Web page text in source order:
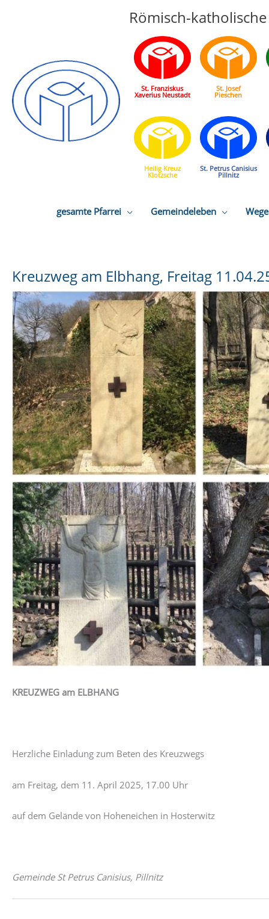
Römisch-
St. Franziskus
Xaverius Neustadt
St. Josef
Pieschen
Heilig Kreuz
Klotzsche
St. Petrus Canisius
Pillnitz
gesamte Pfarrei Gemeindeleben
Kreuzweg am Elbhang, Freitag
KREUZWEG am ELBHANG
Herzliche Einladung zum Beten des Kreuzwegs
am Freitag, dem 11. April 2025, 17.00 Uhr
auf dem Gelände von Hoheneichen in Hosterwitz
Gemeinde St Petrus Canisius, Pillnitz